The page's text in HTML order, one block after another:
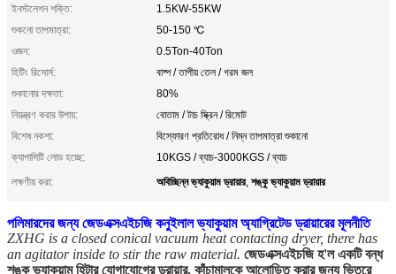
ইনস্টলেশন শক্তি:
1.5KW-55KW
শুকনো তাপমাত্রা:
50-150 ℃
ওজন:
0.5Ton-40Ton
হিটিং রিসোর্স:
বাষ্প / তাপীয় তেল / গরম জল
শুকানোর দক্ষতা:
80%
নিয়ন্ত্রণ করার উপায়:
বোতাম / টাচ স্ক্রিন / রিমোট
বিশেষ নকশা:
বিস্ফোরণ প্রতিরোধ / নিম্ন তাপমাত্রা শুকানো
ক্যাপাসিটি লোড হচ্ছে:
10KGS / ব্যাচ-3000KGS / ব্যাচ
লক্ষণীয় করা:
অবিচ্ছিন্ন ভ্যাকুয়াম ড্রায়ার, শঙ্কু ভ্যাকুয়াম ড্রায়ার
পলিমারদের জন্য জেডএক্সএইচজি কনুইলাল ভ্যাকুয়াম অ্যাগ্রিটেড ড্রায়ারের মূলনীতি
ZXHG is a closed conical vacuum heat contacting dryer, there has
an agitator inside to stir the raw material. জেডএক্সএইচজি হ'ল একটি বন্ধ
শঙ্কু ভ্যাকুয়াম হিটার যোগাযোগের ড্রায়ার, কাঁচামালকে আলোড়িত করার জন্য ভিতরে